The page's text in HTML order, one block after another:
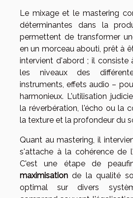
Le mixage et le mastering
déterminantes dans la
permettent de transformer
en un morceau abouti, prêt à
intervient d'abord ; il consiste
les niveaux des
instruments, effets audio –
harmonieux. L'utilisation
la réverbération, l'écho ou la
la texture et la profondeur du
Quant au mastering, il
s'attache à la cohérence de
C'est une étape de
maximisation de la qualité
optimal sur divers